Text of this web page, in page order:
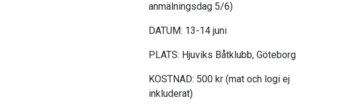
anmälningsdag 5/6)
DATUM: 13-14 juni
PLATS: Hjuviks Båtklubb, Göteborg
KOSTNAD: 500 kr (mat och logi ej
inkluderat)